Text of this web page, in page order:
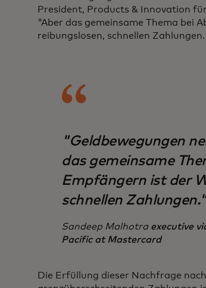
President, Products & Innovation
"Aber das gemeinsame Thema bei
reibungslosen, schnellen
"Geldbewegungen
das gemeinsame
Empfängern ist der
schnellen Zahlungen."
Sandeep Malhotra executive
Pacific at Mastercard
Die Erfüllung dieser Nachfrage